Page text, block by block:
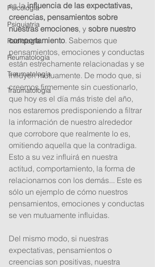
Psicología
Psiquiatria
Radiología
Reumatología
Traumatología
Traumatologia
es la influencia de las expectativas,
creencias, pensamientos sobre
nuestras emociones, y sobre nuestro
comportamiento. Sabemos que
pensamientos, emociones y conductas
están estrechamente relacionadas y se
influyen mutuamente. De modo que, si
creemos firmemente sin cuestionarlo,
que hoy es el día más triste del año,
nos estaremos predisponiendo a filtrar
la información de nuestro alrededor
que corrobore que realmente lo es,
omitiendo aquella que la contradiga.
Esto a su vez influirá en nuestra
actitud, comportamiento, la forma de
relacionarnos con los demás... Este es
sólo un ejemplo de cómo nuestros
pensamientos, emociones y conductas
se ven mutuamente influidas.
Del mismo modo, si nuestras
expectativas, pensamientos o
creencias son positivas, nuestra